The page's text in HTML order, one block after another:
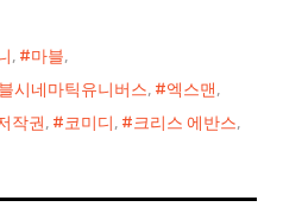
, 마블,
시네마틱유니버스, 엑스맨,
작권, 코미디, 크리스 에반스,